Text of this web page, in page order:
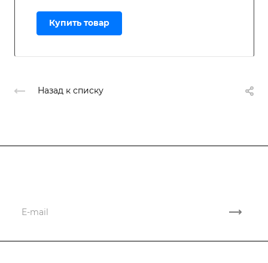
Купить товар
Назад к списку